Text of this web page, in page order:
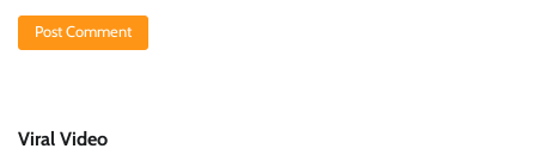
Viral Video